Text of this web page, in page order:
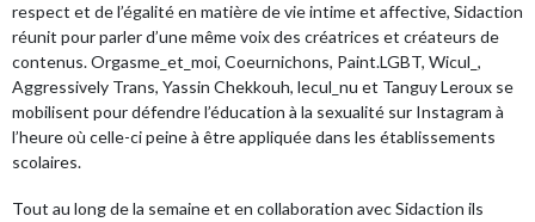
respect et de l’égalité en matière de vie intime et affective, Sidaction
réunit pour parler d’une même voix des créatrices et créateurs de
contenus. Orgasme_et_moi, Coeurnichons, Paint.LGBT, Wicul_,
Aggressively Trans, Yassin Chekkouh, lecul_nu et Tanguy Leroux se
mobilisent pour défendre l’éducation à la sexualité sur Instagram à
l’heure où celle-ci peine à être appliquée dans les établissements
scolaires.
Tout au long de la semaine et en collaboration avec Sidaction ils